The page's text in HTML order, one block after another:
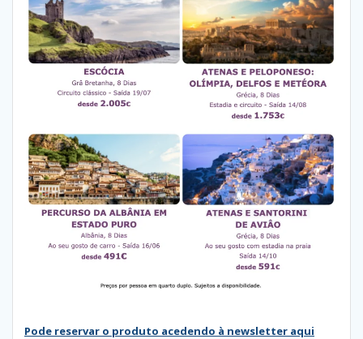
Pode reservar o produto acedendo à newsletter aqui